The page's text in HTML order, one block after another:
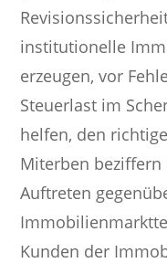
institutionelle
erzeugen, vor
Steuerlast im
helfen, den
Miterben beziffern
Auftreten
Kunden der